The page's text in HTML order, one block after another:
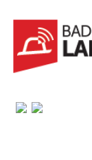
main
content